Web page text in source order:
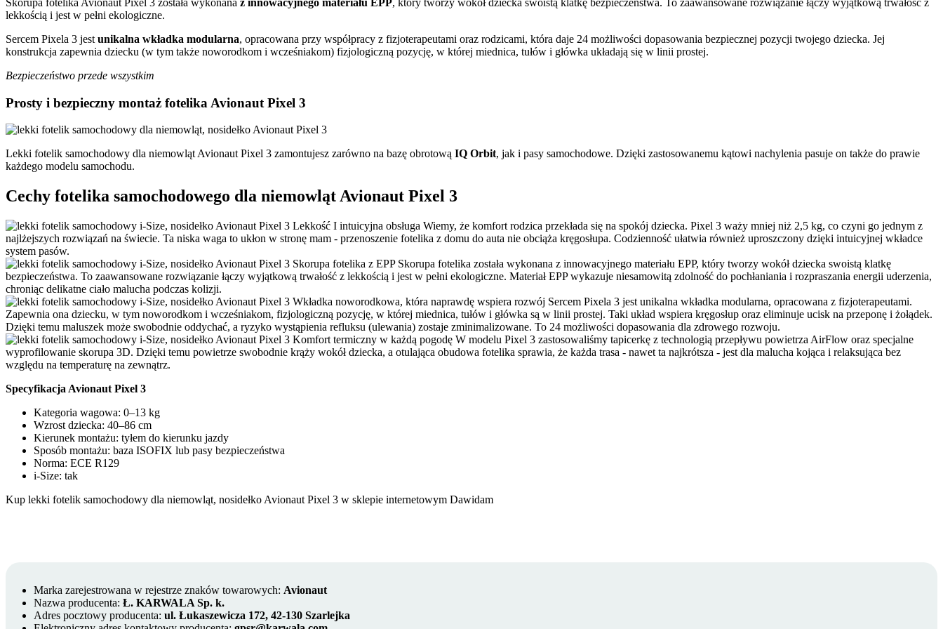
Skorupa fotelika Avionaut Pixel 3 została wykonana z innowacyjnego materiału EPP, który tworzy wokół dziecka swoistą klatkę bezpieczeństwa. To zaawansowane rozwiązanie łączy wyjątkową trwałość z
lekkością i jest w pełni ekologiczne.
Sercem Pixela 3 jest unikalna wkładka modularna, opracowana przy współpracy z fizjoterapeutami oraz rodzicami, która daje 24 możliwości dopasowania bezpiecznej pozycji twojego dziecka. Jej
konstrukcja zapewnia dziecku (w tym także noworodkom i wcześniakom) fizjologiczną pozycję, w której miednica, tułów i główka układają się w linii prostej.
Bezpieczeństwo przede wszystkim
Prosty i bezpieczny montaż fotelika Avionaut Pixel 3
Lekki fotelik samochodowy dla niemowląt Avionaut Pixel 3 zamontujesz zarówno na bazę obrotową IQ Orbit, jak i pasy samochodowe. Dzięki zastosowanemu kątowi nachylenia pasuje on także do prawie
każdego modelu samochodu.
Cechy fotelika samochodowego dla niemowląt Avionaut Pixel 3
Lekkość I intuicyjna obsługa Wiemy, że komfort rodzica przekłada się na spokój dziecka. Pixel 3 waży mniej niż 2,5 kg, co czyni go jednym z
najlżejszych rozwiązań na świecie. Ta niska waga to ukłon w stronę mam - przenoszenie fotelika z domu do auta nie obciąża kręgosłupa. Codzienność ułatwia również uproszczony dzięki intuicyjnej wkładce
system pasów.
Skorupa fotelika z EPP Skorupa fotelika została wykonana z innowacyjnego materiału EPP, który tworzy wokół dziecka swoistą klatkę
bezpieczeństwa. To zaawansowane rozwiązanie łączy wyjątkową trwałość z lekkością i jest w pełni ekologiczne. Materiał EPP wykazuje niesamowitą zdolność do pochłaniania i rozpraszania energii uderzenia,
chroniąc delikatne ciało malucha podczas kolizji.
Wkładka noworodkowa, która naprawdę wspiera rozwój Sercem Pixela 3 jest unikalna wkładka modularna, opracowana z fizjoterapeutami.
Zapewnia ona dziecku, w tym noworodkom i wcześniakom, fizjologiczną pozycję, w której miednica, tułów i główka są w linii prostej. Taki układ wspiera kręgosłup oraz eliminuje ucisk na przeponę i żołądek.
Dzięki temu maluszek może swobodnie oddychać, а ryzyko wystąpienia refluksu (ulewania) zostaje zminimalizowane. To 24 możliwości dopasowania dla zdrowego rozwoju.
Komfort termiczny w każdą pogodę W modelu Pixel 3 zastosowaliśmy tapicerkę z technologią przepływu powietrza AirFlow oraz specjalne
wyprofilowanie skorupa 3D. Dzięki temu powietrze swobodnie krąży wokół dziecka, a otulająca obudowa fotelika sprawia, że każda trasa - nawet ta najkrótsza - jest dla malucha kojąca i relaksująca bez
względu na temperaturę na zewnątrz.
Specyfikacja Avionaut Pixel 3
Kategoria wagowa: 0–13 kg
Wzrost dziecka: 40–86 cm
Kierunek montażu: tyłem do kierunku jazdy
Sposób montażu: baza ISOFIX lub pasy bezpieczeństwa
Norma: ECE R129
i-Size: tak
Kup lekki fotelik samochodowy dla niemowląt, nosidełko Avionaut Pixel 3 w sklepie internetowym Dawidam
Marka zarejestrowana w rejestrze znaków towarowych: Avionaut
Nazwa producenta: Ł. KARWALA Sp. k.
Adres pocztowy producenta: ul. Łukaszewicza 172, 42-130 Szarlejka